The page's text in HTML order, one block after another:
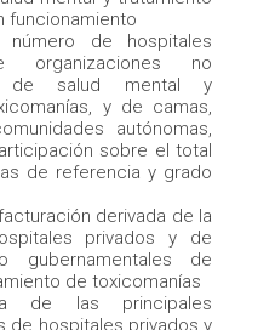
funcionamiento
de hospitales
no
de salud mental y
y de camas,
autónomas,
sobre el total
de referencia y grado
derivada de la
privados y de
gubernamentales de
de toxicomanías
de las principales
de hospitales privados y